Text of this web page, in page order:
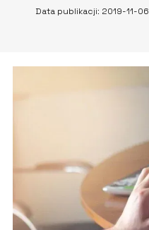
Data publikacji: 2019-11-06